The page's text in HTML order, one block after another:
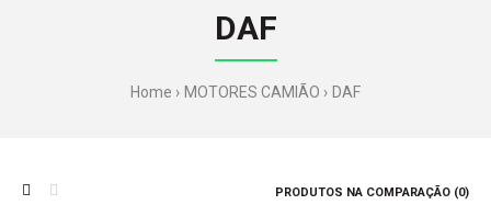
DAF
Home MOTORES CAMIÃO DAF
PRODUTOS NA COMPARAÇÃO (0)